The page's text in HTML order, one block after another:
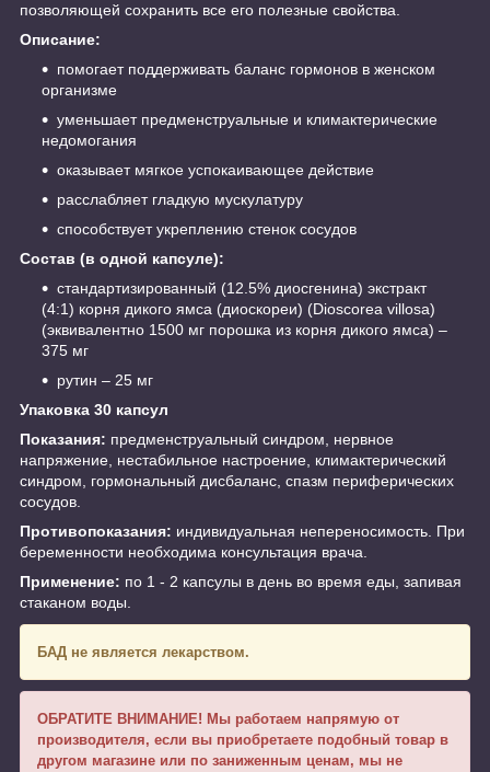
позволяющей сохранить все его полезные свойства.
Описание:
помогает поддерживать баланс гормонов в женском
организме
уменьшает предменструальные и климактерические
недомогания
оказывает мягкое успокаивающее действие
расслабляет гладкую мускулатуру
способствует укреплению стенок сосудов
Состав (в одной капсуле):
стандартизированный (12.5% диосгенина) экстракт
(4:1) корня дикого ямса (диоскореи) (Dioscorea villosa)
(эквивалентно 1500 мг порошка из корня дикого ямса) –
375 мг
рутин – 25 мг
Упаковка 30 капсул
Показания: предменструальный синдром, нервное
напряжение, нестабильное настроение, климактерический
синдром, гормональный дисбаланс, спазм периферических
сосудов.
Противопоказания: индивидуальная непереносимость. При
беременности необходима консультация врача.
Применение: по 1 - 2 капсулы в день во время еды, запивая
стаканом воды.
БАД не является лекарством.
ОБРАТИТЕ ВНИМАНИЕ! Мы работаем напрямую от
производителя, если вы приобретаете подобный товар в
другом магазине или по заниженным ценам, мы не